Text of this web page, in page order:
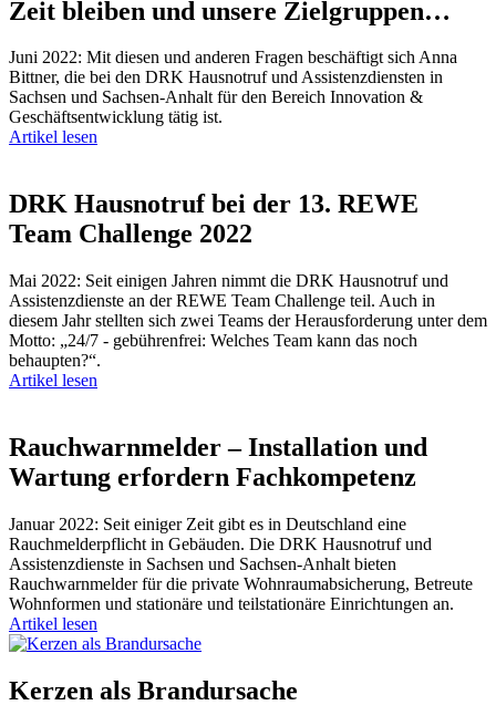
Zeit bleiben und unsere Zielgruppen…
Juni 2022: Mit diesen und anderen Fragen beschäftigt sich Anna
Bittner, die bei den DRK Hausnotruf und Assistenzdiensten in
Sachsen und Sachsen-Anhalt für den Bereich Innovation &
Geschäftsentwicklung tätig ist.
Artikel lesen
DRK Hausnotruf bei der 13. REWE
Team Challenge 2022
Mai 2022: Seit einigen Jahren nimmt die DRK Hausnotruf und
Assistenzdienste an der REWE Team Challenge teil. Auch in
diesem Jahr stellten sich zwei Teams der Herausforderung unter dem
Motto: „24/7 - gebührenfrei: Welches Team kann das noch
behaupten?“.
Artikel lesen
Rauchwarnmelder – Installation und
Wartung erfordern Fachkompetenz
Januar 2022: Seit einiger Zeit gibt es in Deutschland eine
Rauchmelderpflicht in Gebäuden. Die DRK Hausnotruf und
Assistenzdienste in Sachsen und Sachsen-Anhalt bieten
Rauchwarnmelder für die private Wohnraumabsicherung, Betreute
Wohnformen und stationäre und teilstationäre Einrichtungen an.
Artikel lesen
Kerzen als Brandursache